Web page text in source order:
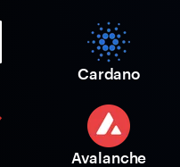
Cardano
Avalanche